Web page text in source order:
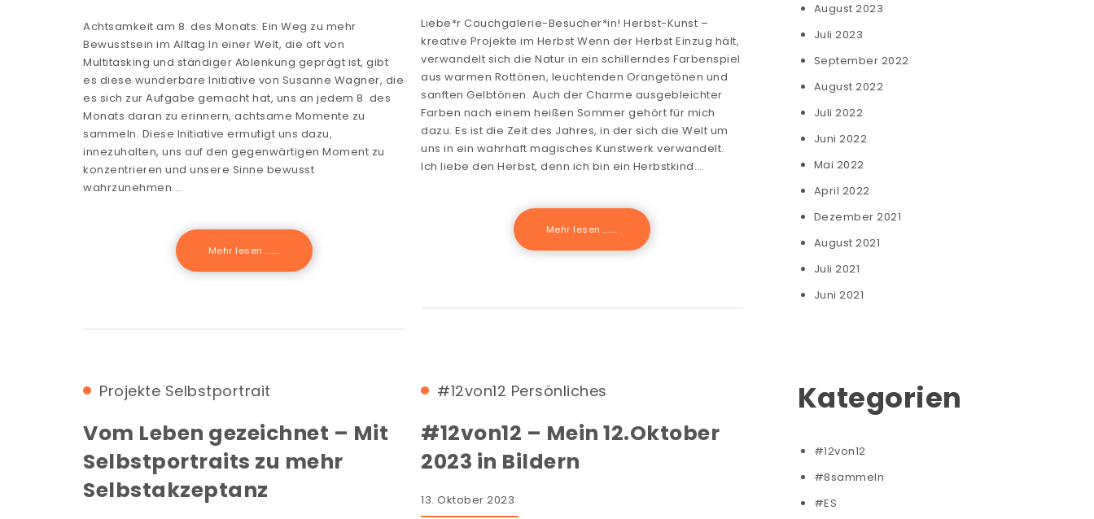
Achtsamkeit am 8. des Monats: Ein Weg zu mehr
Bewusstsein im Alltag In einer Welt, die oft von
Multitasking und ständiger Ablenkung geprägt ist, gibt
es diese wunderbare Initiative von Susanne Wagner, die
es sich zur Aufgabe gemacht hat, uns an jedem 8. des
Monats daran zu erinnern, achtsame Momente zu
sammeln. Diese Initiative ermutigt uns dazu,
innezuhalten, uns auf den gegenwärtigen Moment zu
konzentrieren und unsere Sinne bewusst
wahrzunehmen.…
Mehr lesen .......
Liebe*r Couchgalerie-Besucher*in! Herbst-Kunst –
kreative Projekte im Herbst Wenn der Herbst Einzug hält,
verwandelt sich die Natur in ein schillerndes Farbenspiel
aus warmen Rottönen, leuchtenden Orangetönen und
sanften Gelbtönen. Auch der Charme ausgebleichter
Farben nach einem heißen Sommer gehört für mich
dazu. Es ist die Zeit des Jahres, in der sich die Welt um
uns in ein wahrhaft magisches Kunstwerk verwandelt.
Ich liebe den Herbst, denn ich bin ein Herbstkind.…
Mehr lesen .......
Projekte Selbstportrait
Vom Leben gezeichnet – Mit
Selbstportraits zu mehr
Selbstakzeptanz
#12von12 Persönliches
#12von12 – Mein 12.Oktober
2023 in Bildern
13. Oktober 2023
August 2023
Juli 2023
September 2022
August 2022
Juli 2022
Juni 2022
Mai 2022
April 2022
Dezember 2021
August 2021
Juli 2021
Juni 2021
Kategorien
#12von12
#8sammeln
#ES